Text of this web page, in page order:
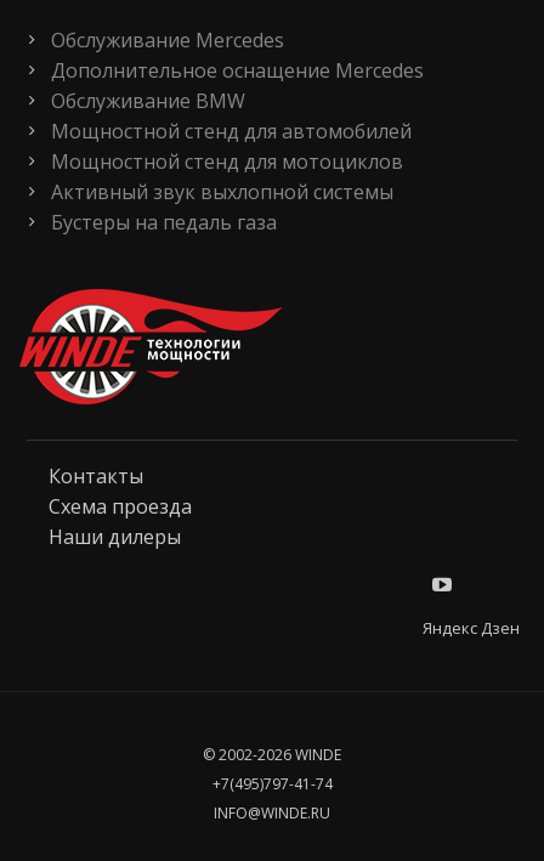
Обслуживание Mercedes
Дополнительное оснащение Mercedes
Обслуживание BMW
Мощностной стенд для автомобилей
Мощностной стенд для мотоциклов
Активный звук выхлопной системы
Бустеры на педаль газа
Контакты
Схема проезда
Наши дилеры
Яндекс Дзен
© 2002-2026 WINDE
+7(495)797-41-74
INFO@WINDE.RU